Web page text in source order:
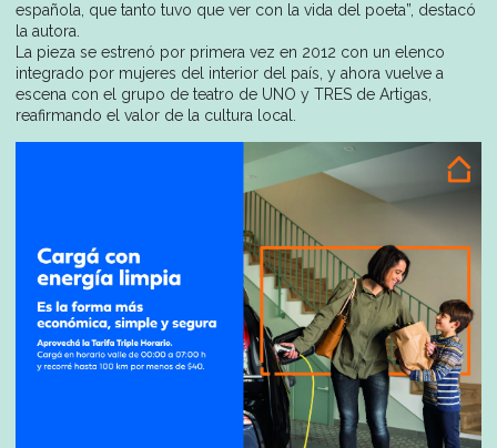
española, que tanto tuvo que ver con la vida del poeta”, destacó
la autora.
La pieza se estrenó por primera vez en 2012 con un elenco
integrado por mujeres del interior del país, y ahora vuelve a
escena con el grupo de teatro de UNO y TRES de Artigas,
reafirmando el valor de la cultura local.